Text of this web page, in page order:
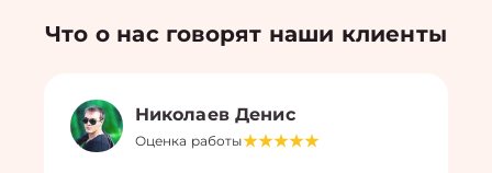
Что о нас говорят наши клиенты
Николаев Денис
Оценка работы